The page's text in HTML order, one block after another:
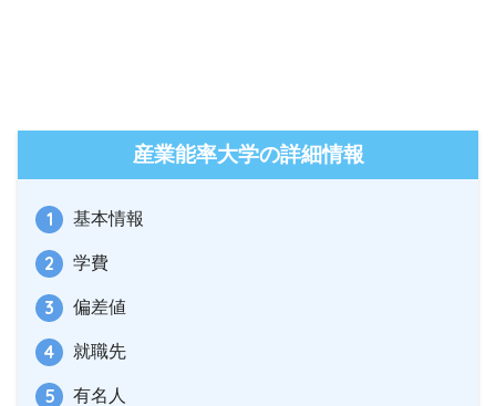
産業能率大学の詳細情報
基本情報
学費
偏差値
就職先
有名人